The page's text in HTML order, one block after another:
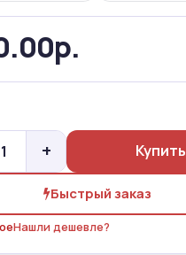
+ Купить
Быстрый заказ
Нашли дешевле?